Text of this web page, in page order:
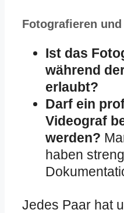
Fotografieren
Ist das
während
erlaubt?
Darf ein
Videograf
werden?
haben
Jedes Paar hat